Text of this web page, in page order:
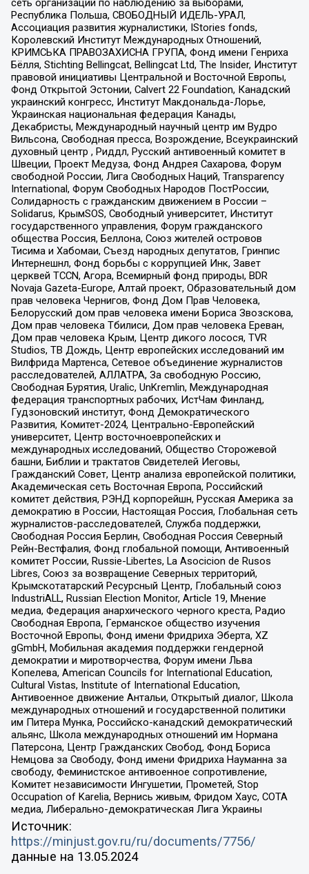
Республика Польша, СВОБОДНЫЙ ИДЕЛЬ-УРАЛ,
Ассоциация развития журналистики, IStories fonds,
Королевский Институт Международных Отношений,
КРИМСЬКА ПРАВОЗАХИСНА ГРУПА, Фонд имени Генриха
Бёлля, Stichting Bellingcat, Bellingcat Ltd, The Insider, Институт
правовой инициативы Центральной и Восточной Европы,
Фонд Открытой Эстонии, Calvert 22 Foundation, Канадский
украинский конгресс, Институт Макдональда-Лорье,
Украинская национальная федерация Канады,
Декабристы, Международный научный центр им Вудро
Вильсона, Свободная пресса, Возрождение, Всеукраинский
духовный центр , Риддл, Русский антивоенный комитет в
Швеции, Проект Медуза, Фонд Андрея Сахарова, Форум
свободной России, Лига Свободных Наций, Transparеncy
International, Форум Свободных Народов ПостРоссии,
Солидарность с гражданским движением в России –
Solidarus, КрымSOS, Свободный университет, Институт
государственного управления, Форум гражданского
общества Россия, Беллона, Союз жителей островов
Тисима и Хабомаи, Съезд народных депутатов, Гринпис
Интернешнл, Фонд борьбы с коррупцией Инк, Завет
церквей TCCN, Агора, Всемирный фонд природы, BDR
Novaja Gazeta-Europe, Алтай проект, Образовательный дом
прав человека Чернигов, Фонд Дом Прав Человека,
Белорусский дом прав человека имени Бориса Звозскова,
Дом прав человека Тбилиси, Дом прав человека Ереван,
Дом прав человека Крым, Центр дикого лосося, TVR
Studios, ТВ Дождь, Центр европейских исследований им
Вилфрида Мартенса, Сетевое объединение журналистов
расследователей, АЛЛАТРА, За свободную Россию,
Свободная Бурятия, Uralic, UnKremlin, Международная
федерация транспортных рабочих, ИстЧам Финланд,
Гудзоновский институт, Фонд Демократического
Развития, Комитет-2024, Центрально-Европейский
университет, Центр восточноевропейских и
международных исследований, Общество Сторожевой
башни, Библии и трактатов Свидетелей Иеговы,
Гражданский Совет, Центр анализа европейской политики,
Академическая сеть Восточная Европа, Российский
комитет действия, РЭНД корпорейшн, Русская Америка за
демократию в России, Настоящая Россия, Глобальная сеть
журналистов-расследователей, Служба поддержки,
Свободная Россия Берлин, Свободная Россия Северный
Рейн-Вестфалия, Фонд глобальной помощи, Антивоенный
комитет России, Russie-Libertes, La Asocicion de Rusos
Libres, Союз за возвращение Северных территорий,
Крымскотатарский Ресурсный Центр, Глобальный союз
IndustriALL, Russian Election Monitor, Article 19, Мнение
медиа, Федерация анархического черного креста, Радио
Свободная Европа, Германское общество изучения
Восточной Европы, Фонд имени Фридриха Эберта, XZ
gGmbH, Мобильная академия поддержки гендерной
демократии и миротворчества, Форум имени Льва
Копелева, American Councils for International Education,
Cultural Vistas, Institute of International Education,
Антивоенное движение Антальи, Открытый диалог, Школа
международных отношений и государственной политики
им Питера Мунка, Российско-канадский демократический
альянс, Школа международных отношений им Нормана
Патерсона, Центр Гражданских Свобод, Фонд Бориса
Немцова за Свободу, Фонд имени Фридриха Науманна за
свободу, Феминистское антивоенное сопротивление,
Комитет независимости Ингушетии, Прометей, Stop
Occupation of Karelia, Вернись живым, Фридом Хаус, СОТА
медиа, Либерально-демократическая Лига Украины
Источник:
https://minjust.gov.ru/ru/documents/7756/
данные на 13.05.2024